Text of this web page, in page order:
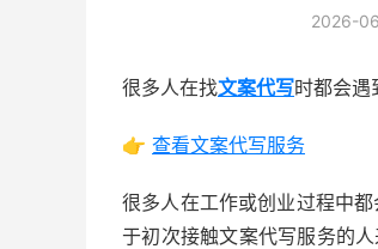
2026-
很多人在找文案代写时都会遇
👉 查看文案代写服务
很多人在工作或创业过程中
于初次接触文案代写服务的